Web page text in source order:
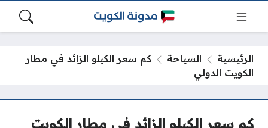
الرئيسية السياحة
كم سعر الكيلو الزائد في مطار
الكويت الدولي
كم سعر الكيلو الزائد في مطار الكويت